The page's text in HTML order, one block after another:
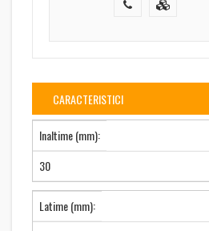
CARACTERISTICI
Inaltime (mm):
30
Latime (mm):